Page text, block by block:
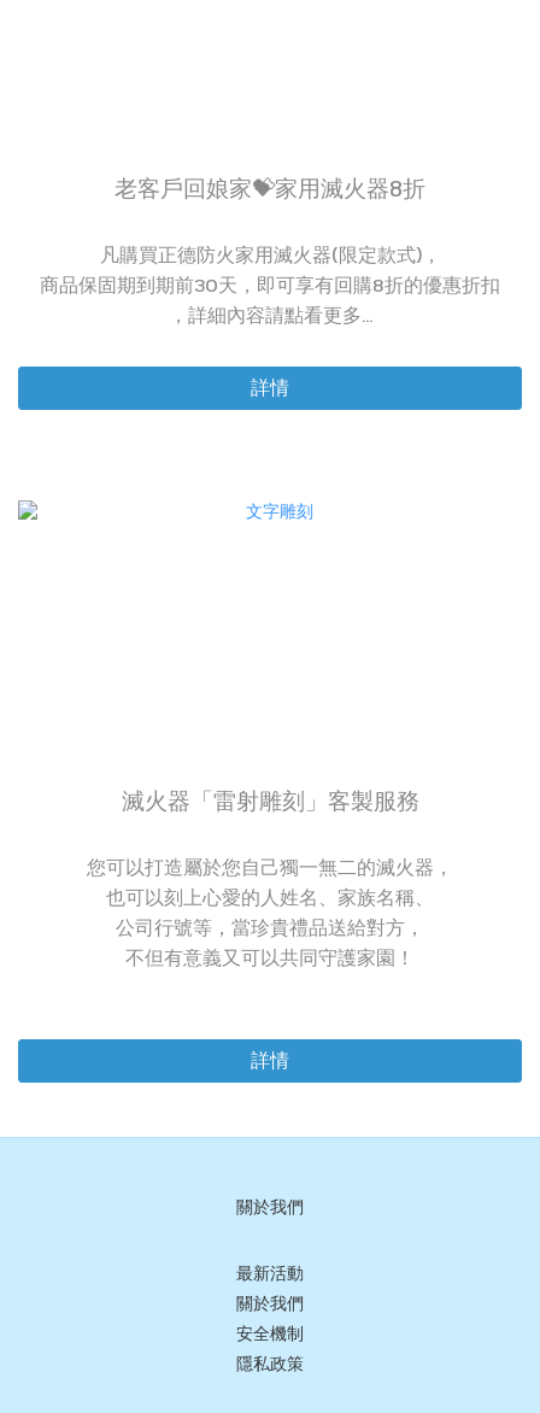
老客戶回娘家💝家用滅火器8折
凡購買正德防火家用滅火器(限定款式)，
商品保固期到期前30天，即可享有回購8折的優惠折扣
，詳細內容請點看更多...
詳情
滅火器「雷射雕刻」客製服務
您可以打造屬於您自己獨一無二的滅火器，
也可以刻上心愛的人姓名、家族名稱、
公司行號等，當珍貴禮品送給對方，
不但有意義又可以共同守護家園！
詳情
關於我們
最新活動
關於我們
安全機制
隱私政策